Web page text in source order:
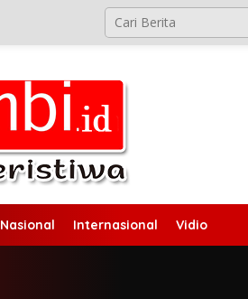
Nasional Internasional Vidio